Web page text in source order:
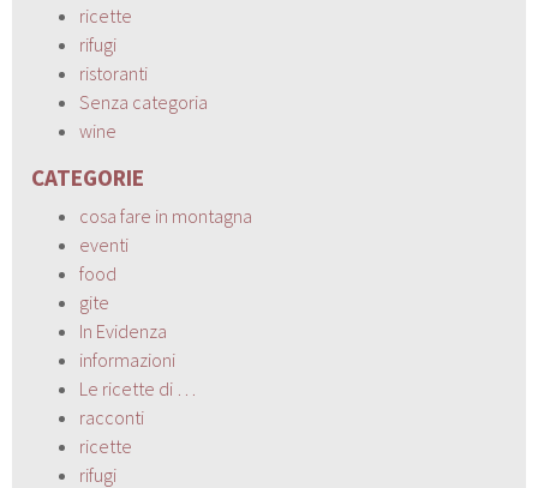
ricette
rifugi
ristoranti
Senza categoria
wine
CATEGORIE
cosa fare in montagna
eventi
food
gite
In Evidenza
informazioni
Le ricette di …
racconti
ricette
rifugi